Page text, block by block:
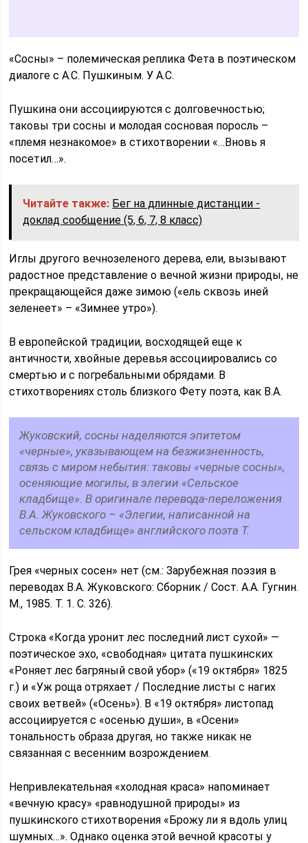
«Сосны» – полемическая реплика Фета в поэтическом
диалоге с А.С. Пушкиным. У А.С.
Пушкина они ассоциируются с долговечностью;
таковы три сосны и молодая сосновая поросль –
«племя незнакомое» в стихотворении «…Вновь я
посетил…».
Читайте также: Бег на длинные дистанции -
доклад сообщение (5, 6, 7, 8 класс)
Иглы другого вечнозеленого дерева, ели, вызывают
радостное представление о вечной жизни природы, не
прекращающейся даже зимою («ель сквозь иней
зеленеет» – «Зимнее утро»).
В европейской традиции, восходящей еще к
античности, хвойные деревья ассоциировались со
смертью и с погребальными обрядами. В
стихотворениях столь близкого Фету поэта, как В.А.
Жуковский, сосны наделяются эпитетом
«черные», указывающем на безжизненность,
связь с миром небытия: таковы «черные сосны»,
осеняющие могилы, в элегии «Сельское
кладбище». В оригинале перевода-переложения
В.А. Жуковского – «Элегии, написанной на
сельском кладбище» английского поэта Т.
Грея «черных сосен» нет (см.: Зарубежная поэзия в
переводах В.А. Жуковского: Сборник / Сост. А.А. Гугнин.
М., 1985. Т. 1. С. 326).
Строка «Когда уронит лес последний лист сухой» —
поэтическое эхо, «свободная» цитата пушкинских
«Роняет лес багряный свой убор» («19 октября» 1825
г.) и «Уж роща отряхает / Последние листы с нагих
своих ветвей» («Осень»). В «19 октября» листопад
ассоциируется с «осенью души», в «Осени»
тональность образа другая, но также никак не
связанная с весенним возрождением.
Непривлекательная «холодная краса» напоминает
«вечную красу» «равнодушной природы» из
пушкинского стихотворения «Брожу ли я вдоль улиц
шумных…». Однако оценка этой вечной красоты у